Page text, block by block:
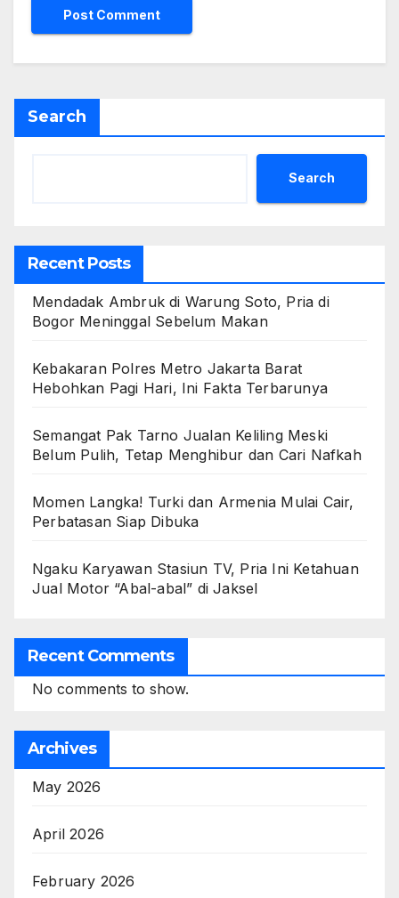
Search
Search
Recent Posts
Mendadak Ambruk di Warung Soto, Pria di
Bogor Meninggal Sebelum Makan
Kebakaran Polres Metro Jakarta Barat
Hebohkan Pagi Hari, Ini Fakta Terbarunya
Semangat Pak Tarno Jualan Keliling Meski
Belum Pulih, Tetap Menghibur dan Cari Nafkah
Momen Langka! Turki dan Armenia Mulai Cair,
Perbatasan Siap Dibuka
Ngaku Karyawan Stasiun TV, Pria Ini Ketahuan
Jual Motor “Abal-abal” di Jaksel
Recent Comments
No comments to show.
Archives
May 2026
April 2026
February 2026